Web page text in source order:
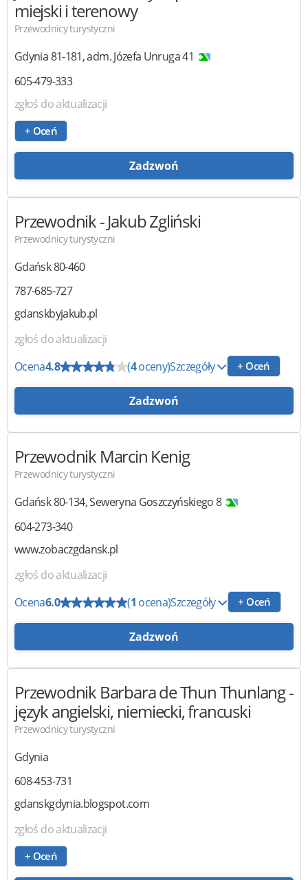
miejski i terenowy
Przewodnicy turystyczni
Gdynia81-181,adm. Józefa Unruga 41
605-479-333
zgłoś do aktualizacji
+ Oceń
Zadzwoń
Przewodnik- Jakub Zgliński
Przewodnicy turystyczni
Gdańsk80-460
787-685-727
gdanskbyjakub.pl
zgłoś do aktualizacji
Ocena4.8 (4oceny)Szczegóły + Oceń
Zadzwoń
Przewodnik Marcin Kenig
Przewodnicy turystyczni
Gdańsk80-134,Seweryna Goszczyńskiego 8
604-273-340
www.zobaczgdansk.pl
zgłoś do aktualizacji
Ocena6.0 (1 ocena)Szczegóły + Oceń
Zadzwoń
Przewodnik Barbara de Thun Thunlang-
język angielski, niemiecki, francuski
Przewodnicy turystyczni
Gdynia
608-453-731
gdanskgdynia.blogspot.com
zgłoś do aktualizacji
+ Oceń